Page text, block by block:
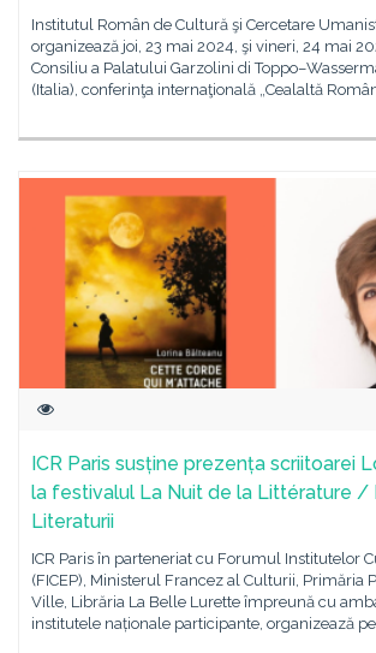
Institutul Român de Cultură şi Cercetare
organizează joi, 23 mai 2024, şi vineri, 24 mai
Consiliu a Palatului Garzolini di
(Italia), conferinţa internaţională „Cealaltă
ICR Paris susține prezența scriitoarei
la festivalul La Nuit de la Littérature /
Literaturii
ICR Paris în parteneriat cu Forumul Institutelor
(FICEP), Ministerul Francez al Culturii, Primăria
Ville, Librăria La Belle Lurette împreună cu
institutele naționale participante, organizează